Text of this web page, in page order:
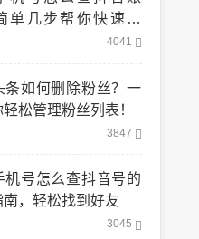
单几步帮你快速找
4041
条如何删除粉丝？一
松管理粉丝列表！
3847
机号怎么查抖音号的
南，轻松找到好友
3045